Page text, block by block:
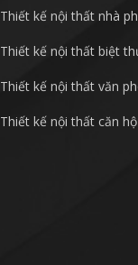
Thiết kế nội thất nhà
Thiết kế nội thất biệt
Thiết kế nội thất văn
Thiết kế nội thất căn hộ